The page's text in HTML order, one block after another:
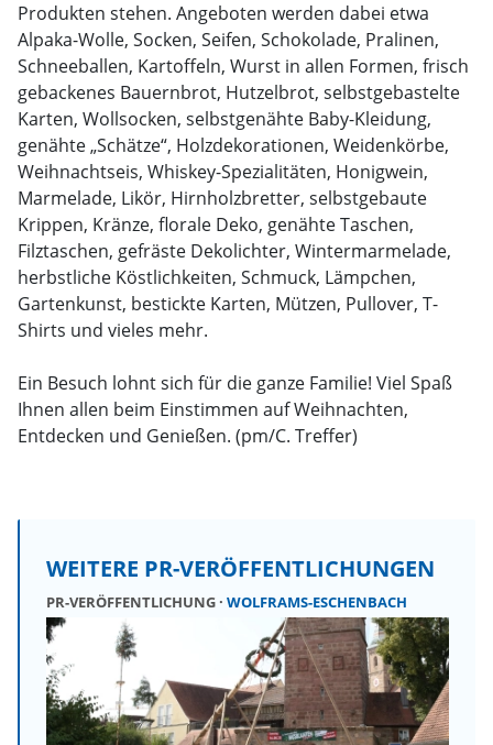
Produkten stehen. Angeboten werden dabei etwa
Alpaka-Wolle, Socken, Seifen, Schokolade, Pralinen,
Schneeballen, Kartoffeln, Wurst in allen Formen, frisch
gebackenes Bauernbrot, Hutzelbrot, selbstgebastelte
Karten, Wollsocken, selbstgenähte Baby-Kleidung,
genähte „Schätze“, Holzdekorationen, Weidenkörbe,
Weihnachtseis, Whiskey-Spezialitäten, Honigwein,
Marmelade, Likör, Hirnholzbretter, selbstgebaute
Krippen, Kränze, florale Deko, genähte Taschen,
Filztaschen, gefräste Dekolichter, Wintermarmelade,
herbstliche Köstlichkeiten, Schmuck, Lämpchen,
Gartenkunst, bestickte Karten, Mützen, Pullover, T-
Shirts und vieles mehr.
Ein Besuch lohnt sich für die ganze Familie! Viel Spaß
Ihnen allen beim Einstimmen auf Weihnachten,
Entdecken und Genießen. (pm/C. Treffer)
WEITERE PR-VERÖFFENTLICHUNGEN
PR-VERÖFFENTLICHUNG WOLFRAMS-ESCHENBACH